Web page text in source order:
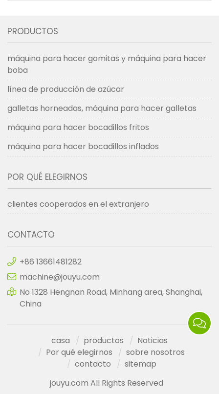
PRODUCTOS
máquina para hacer gomitas y máquina para hacer
boba
línea de producción de azúcar
galletas horneadas, máquina para hacer galletas
máquina para hacer bocadillos fritos
máquina para hacer bocadillos inflados
POR QUÉ ELEGIRNOS
clientes cooperados en el extranjero
CONTACTO
+86 13661481282
machine@jouyu.com
No 1328 Hengnan Road, Minhang area, Shanghai,
China
casa productos
Noticias
Por qué elegirnos
sobre nosotros
contacto
sitemap
jouyu.com All Rights Reserved